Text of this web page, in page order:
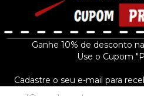
Ganhe 10% de desconto
Use o Cupom
Cadastre o seu e-mail para
juros
R$39,99
R$13,33 sem